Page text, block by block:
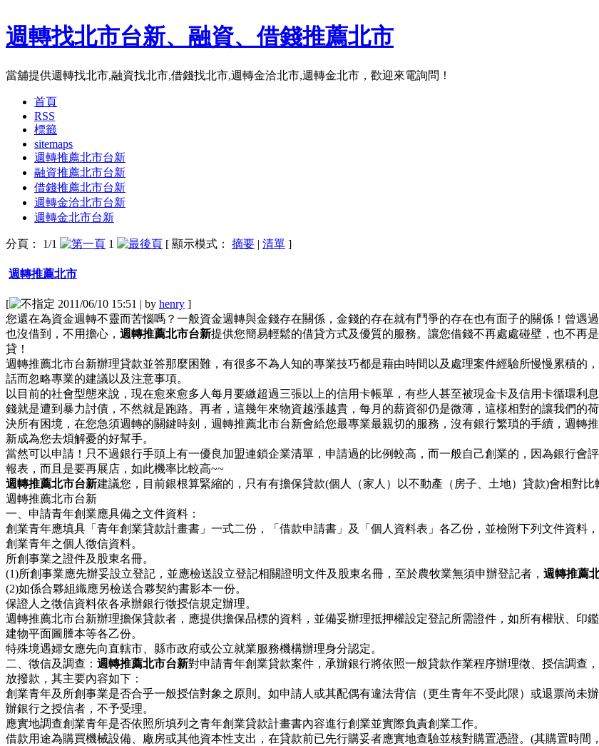
週轉找北市台新、融資、借錢推薦北市
當舖提供週轉找北市,融資找北市,借錢找北市,週轉金洽北市,週轉金北市，歡迎來電詢問！
首頁
RSS
標籤
sitemaps
週轉推薦北市台新
融資推薦北市台新
借錢推薦北市台新
週轉金洽北市台新
週轉金北市台新
分頁： 1/1 1 [ 顯示模式： 摘要 | 清單 ]
週轉推薦北市
[ 2011/06/10 15:51 | by henry ]
您還在為資金週轉不靈而苦惱嗎？一般資金週轉與金錢存在關係，金錢的存在就有鬥爭的存在也有面子的關係！曾遇
也沒借到，不用擔心， 週轉推薦北市台新提供您簡易輕鬆的借貸方式及優質的服務。讓您借錢不再處處碰壁，也不再
貸！
週轉推薦北市台新辦理貸款並答那麼困難，有很多不為人知的專業技巧都是藉由時間以及處理案件經驗所慢慢累積的
話而忽略專業的建議以及注意事項。
以目前的社會型態來說，現在愈來愈多人每月要繳超過三張以上的信用卡帳單，有些人甚至被現金卡及信用卡循環利
錢就是遭到暴力討債，不然就是跑路。再者，這幾年來物資越漲越貴，每月的薪資卻仍是微薄，這樣相對的讓我們的
決所有困境，在您急須週轉的關鍵時刻，週轉推薦北市台新會給您最專業最親切的服務，沒有銀行繁瑣的手續，週轉
新成為您去煩解憂的好幫手。
當然可以申請！只不過銀行手頭上有一優良加盟連鎖企業清單，申請過的比例較高，而一般自己創業的，因為銀行會
報表，而且是要再展店，如此機率比較高~~
週轉推薦北市台新建議您，目前銀根算緊縮的，只有有擔保貸款(個人（家人）以不動產（房子、土地）貸款)會相對比
週轉推薦北市台新
一、申請青年創業應具備之文件資料：
創業青年應填具「青年創業貸款計畫書」一式二份，「借款申請書」及「個人資料表」各乙份，並檢附下列文件資料
創業青年之個人徵信資料。
所創事業之證件及股東名冊。
(1)所創事業應先辦妥設立登記，並應檢送設立登記相關證明文件及股東名冊，至於農牧業無須申辦登記者， 週轉推薦
(2)如係合夥組織應另檢送合夥契約書影本一份。
保證人之徵信資料依各承辦銀行徵授信規定辦理。
週轉推薦北市台新辦理擔保貸款者，應提供擔保品標的資料，並備妥辦理抵押權設定登記所需證件，如所有權狀、印
建物平面圖謄本等各乙份。
特殊境遇婦女應先向直轄市、縣市政府或公立就業服務機構辦理身分認定。
二、徵信及調查： 週轉推薦北市台新對申請青年創業貸款案件，承辦銀行將依照一般貸款作業程序辦理徵、授信調查
放撥款，其主要內容如下：
創業青年及所創事業是否合乎一般授信對象之原則。如申請人或其配偶有違法背信（更生青年不受此限）或退票尚未
辦銀行之授信者，不予受理。
應實地調查創業青年是否依照所填列之青年創業貸款計畫書內容進行創業並實際負責創業工作。
借款用途為購買機械設備、廠房或其他資本性支出，在貸款前已先行購妥者應實地查驗並核對購置憑證。(其購置時